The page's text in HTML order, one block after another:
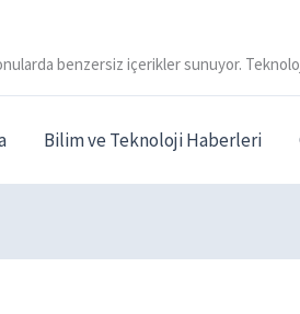
benzersiz içerikler sunuyor.
Bilim ve Teknoloji Haberleri